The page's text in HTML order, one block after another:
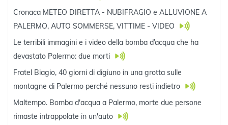
Cronaca METEO DIRETTA - NUBIFRAGIO e ALLUVIONE A
PALERMO, AUTO SOMMERSE, VITTIME - VIDEO
Le terribili immagini e i video della bomba d’acqua che ha
devastato Palermo: due morti
Fratel Biagio, 40 giorni di digiuno in una grotta sulle
montagne di Palermo perché nessuno resti indietro
Maltempo. Bomba d'acqua a Palermo, morte due persone
rimaste intrappolate in un'auto